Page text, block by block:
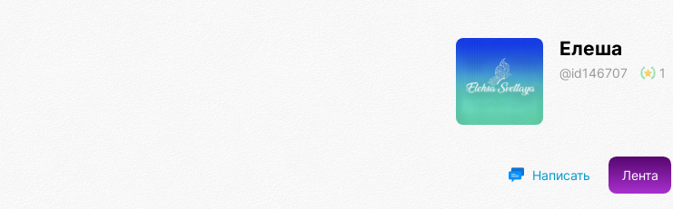
Елеша
@id146707 1
Написать Лента